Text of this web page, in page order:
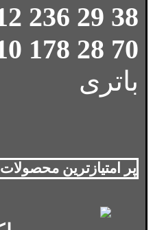
38 29 236 0912
70 28 178 0910
باتری
پر امتیازترین محصولات